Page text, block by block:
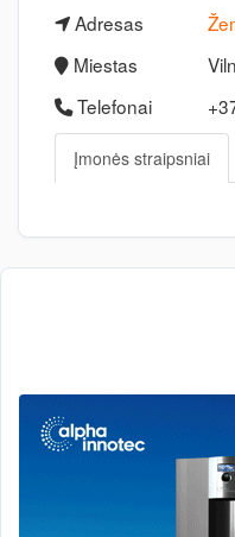
Adresas
Miestas
Telefonai
Įmonės straipsniai